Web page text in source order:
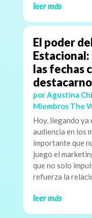
leer más
El poder
las fechas
porAgustina
Miembros The
Hoy, llegando ya
audiencia en los
importante que
juego el
que no solo
refuerza la
leer más